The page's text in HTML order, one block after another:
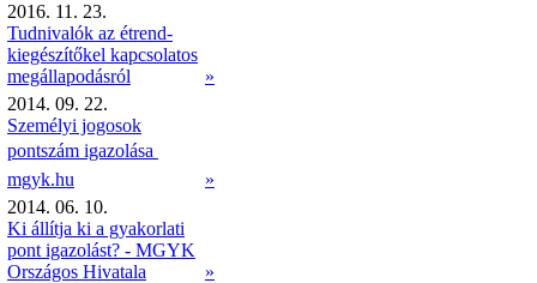
2016. 11. 23.
Tudnivalók az étrend-
kiegészítőkel kapcsolatos
megállapodásról
»
2014. 09. 22.
Személyi jogosok
pontszám igazolása 
mgyk.hu
»
2014. 06. 10.
Ki állítja ki a gyakorlati
pont igazolást? - MGYK
Országos Hivatala
»